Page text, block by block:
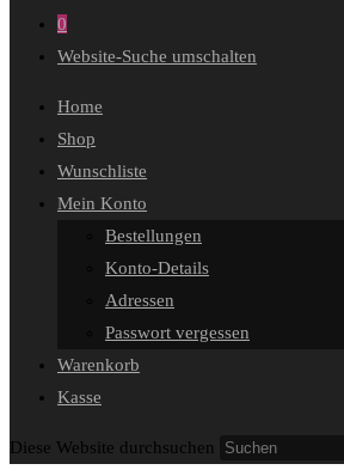
0
Website-Suche umschalten
Home
Shop
Wunschliste
Mein Konto
Bestellungen
Konto-Details
Adressen
Passwort vergessen
Warenkorb
Kasse
Diese Website durchsuchen